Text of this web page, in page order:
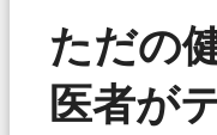
ただの
医者が